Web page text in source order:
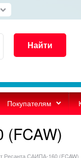
Найти
Покупателям
Ресанта САИПА-160 (FCAW)